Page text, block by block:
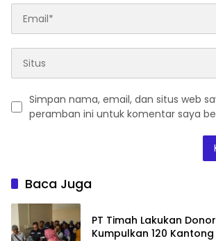
Simpan nama, email, dan situs web
peramban ini untuk komentar saya
Baca Juga
PT Timah Lakukan
Kumpulkan 120 Kantong